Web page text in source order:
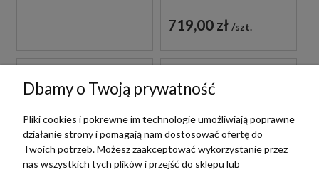
719,00 zł szt.
Paffoni
Dbamy o Twoją prywatność
Pliki cookies i pokrewne im technologie umożliwiają poprawne
działanie strony i pomagają nam dostosować ofertę do
Twoich potrzeb. Możesz zaakceptować wykorzystanie przez
nas wszystkich tych plików i przejść do sklepu lub